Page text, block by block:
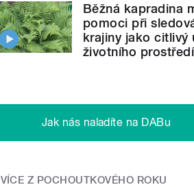
Běžná kapradina
pomoci při
krajiny jako citlivý
životního prostředí
Jak nás naladíte na DABu
VÍCE Z POCHOUTKOVÉHO ROKU